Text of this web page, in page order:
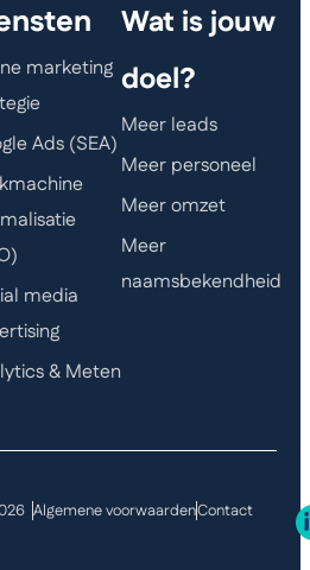
marketing
Ads (SEA)
media
& Meten
Wat is jouw
doel?
Meer leads
Meer personeel
Meer omzet
Meer
naamsbekendheid
Algemene voorwaardenContact